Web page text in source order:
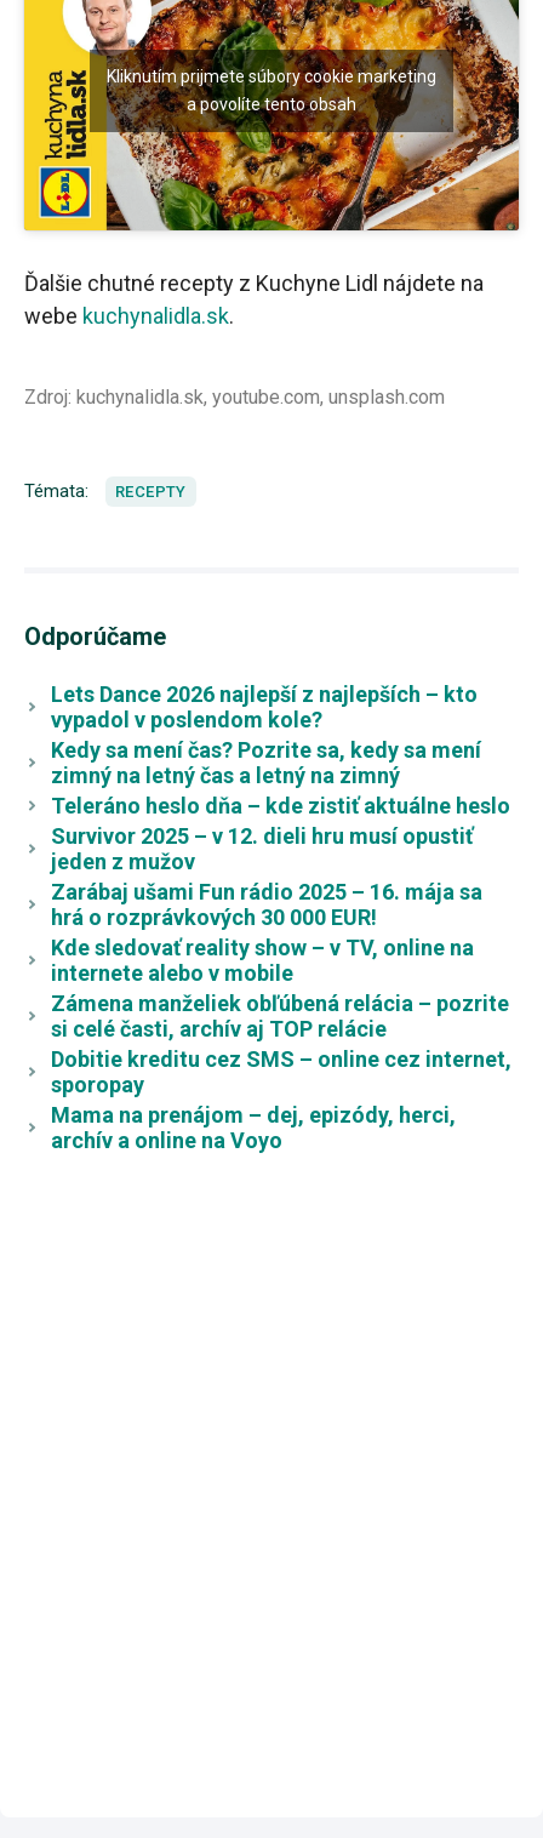
Kliknutím prijmete súbory cookie marketing
a povolíte tento obsah
Ďalšie chutné recepty z Kuchyne Lidl nájdete na
webe kuchynalidla.sk.
Zdroj: kuchynalidla.sk, youtube.com, unsplash.com
Témata: RECEPTY
Odporúčame
Lets Dance 2026 najlepší z najlepších – kto
vypadol v poslendom kole?
Kedy sa mení čas? Pozrite sa, kedy sa mení
zimný na letný čas a letný na zimný
Teleráno heslo dňa – kde zistiť aktuálne heslo
Survivor 2025 – v 12. dieli hru musí opustiť
jeden z mužov
Zarábaj ušami Fun rádio 2025 – 16. mája sa
hrá o rozprávkových 30 000 EUR!
Kde sledovať reality show – v TV, online na
internete alebo v mobile
Zámena manželiek obľúbená relácia – pozrite
si celé časti, archív aj TOP relácie
Dobitie kreditu cez SMS – online cez internet,
sporopay
Mama na prenájom – dej, epizódy, herci,
archív a online na Voyo